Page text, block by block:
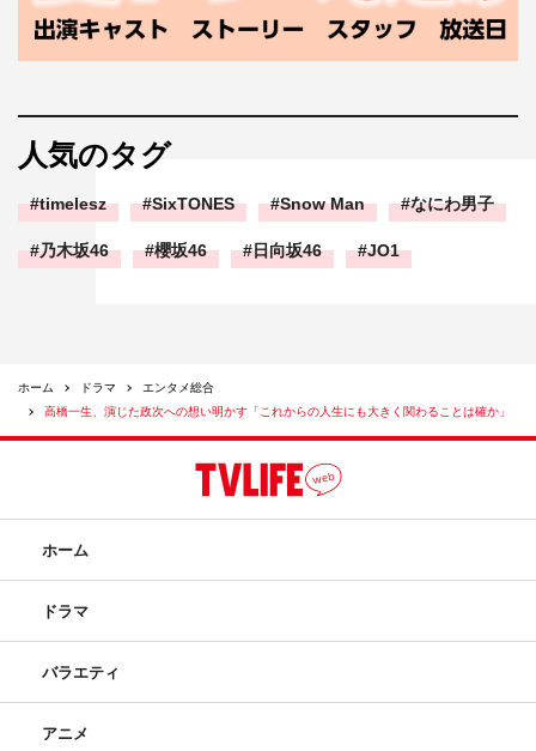
人気のタグ
timelesz SixTONES Snow Man なにわ男子
乃木坂46 櫻坂46 日向坂46 JO1
ホーム ドラマ
エンタメ総合
高橋一生、演じた政次への想い明かす「これからの人生にも大きく関わることは確か」
ホーム
ドラマ
バラエティ
アニメ